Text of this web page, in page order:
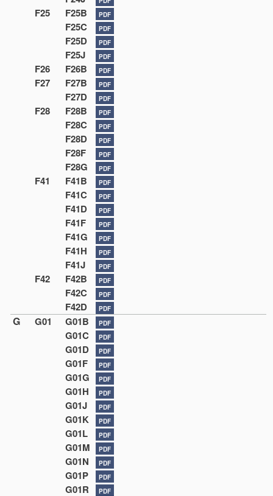
F25 F25B PDF
F25C PDF
F25D PDF
F25J PDF
F26 F26B PDF
F27 F27B PDF
F27D PDF
F28 F28B PDF
F28C PDF
F28D PDF
F28F PDF
F28G PDF
F41 F41B PDF
F41C PDF
F41D PDF
F41F PDF
F41G PDF
F41H PDF
F41J PDF
F42 F42B PDF
F42C PDF
F42D PDF
G G01 G01B PDF
G01C PDF
G01D PDF
G01F PDF
G01G PDF
G01H PDF
G01J PDF
G01K PDF
G01L PDF
G01M PDF
G01N PDF
G01P PDF
G01R PDF